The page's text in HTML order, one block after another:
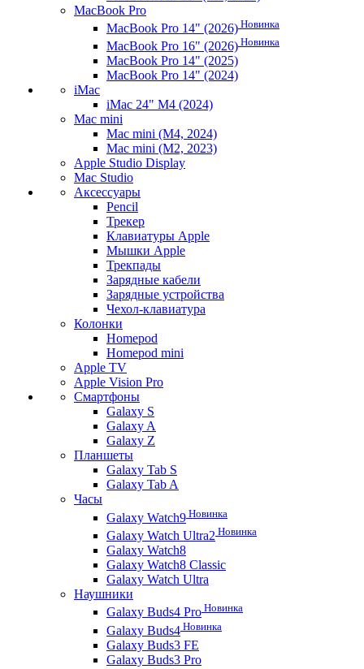
MacBook Pro
MacBook Pro 14" (2026) Новинка
MacBook Pro 16" (2026) Новинка
MacBook Pro 14" (2025)
MacBook Pro 14" (2024)
iMac
iMac 24" M4 (2024)
Mac mini
Mac mini (M4, 2024)
Mac mini (M2, 2023)
Apple Studio Display
Mac Studio
Аксессуары
Pencil
Трекер
Клавиатуры Apple
Мышки Apple
Трекпады
Зарядные кабели
Зарядные устройства
Чехол-клавиатура
Колонки
Homepod
Homepod mini
Apple TV
Apple Vision Pro
Смартфоны
Galaxy S
Galaxy A
Galaxy Z
Планшеты
Galaxy Tab S
Galaxy Tab A
Часы
Galaxy Watch9 Новинка
Galaxy Watch Ultra2 Новинка
Galaxy Watch8
Galaxy Watch8 Classic
Galaxy Watch Ultra
Наушники
Galaxy Buds4 Pro Новинка
Galaxy Buds4 Новинка
Galaxy Buds3 FE
Galaxy Buds3 Pro